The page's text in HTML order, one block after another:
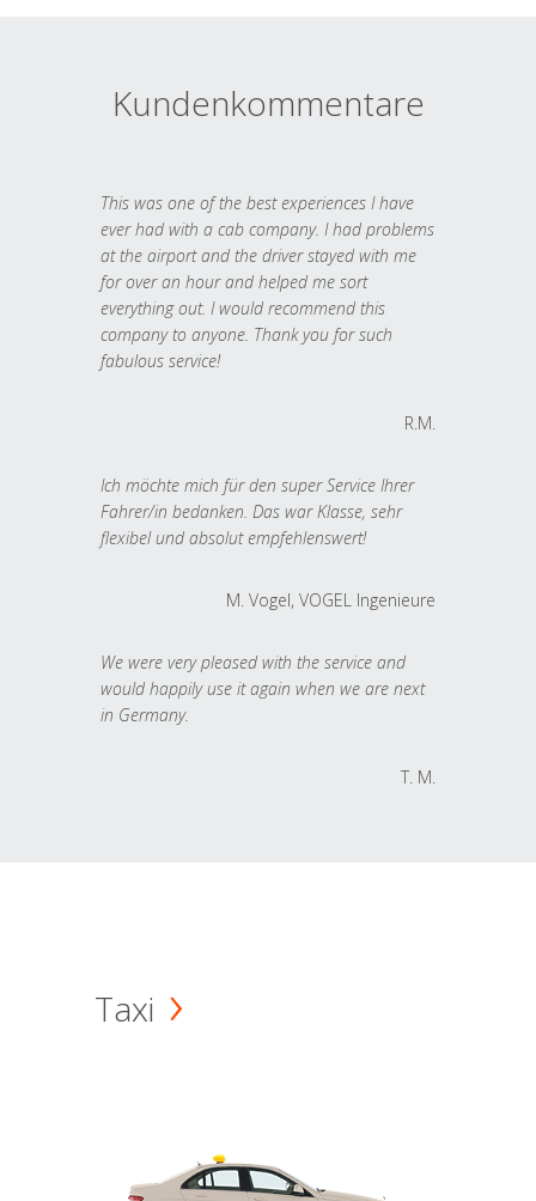
Kundenkommentare
This was one of the best experiences I have
ever had with a cab company. I had problems
at the airport and the driver stayed with me
for over an hour and helped me sort
everything out. I would recommend this
company to anyone. Thank you for such
fabulous service!
R.M.
Ich möchte mich für den super Service Ihrer
Fahrer/in bedanken. Das war Klasse, sehr
flexibel und absolut empfehlenswert!
M. Vogel, VOGEL Ingenieure
We were very pleased with the service and
would happily use it again when we are next
in Germany.
T. M.
Taxi